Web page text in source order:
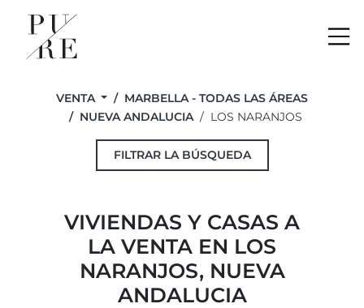
VENTA
MARBELLA - TODAS LAS ÁREAS
NUEVA ANDALUCIA
LOS NARANJOS
FILTRAR LA BÚSQUEDA
VIVIENDAS Y CASAS A
LA VENTA EN LOS
NARANJOS, NUEVA
ANDALUCIA